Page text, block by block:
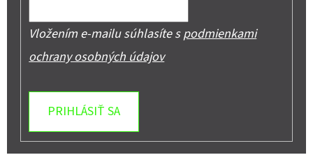
Vložením e-mailu súhlasíte spodmienkami
ochrany osobných údajov
PRIHLÁSIŤ SA